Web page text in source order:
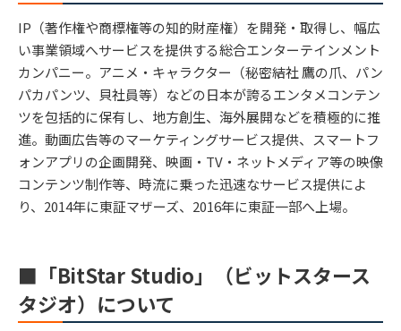
IP（著作権や商標権等の知的財産権）を開発・取得し、幅広
い事業領域へサービスを提供する総合エンターテインメント
カンパニー。アニメ・キャラクター（秘密結社 鷹の爪、パン
パカパンツ、貝社員等）などの日本が誇るエンタメコンテン
ツを包括的に保有し、地方創生、海外展開などを積極的に推
進。動画広告等のマーケティングサービス提供、スマートフ
ォンアプリの企画開発、映画・TV・ネットメディア等の映像
コンテンツ制作等、時流に乗った迅速なサービス提供によ
り、2014年に東証マザーズ、2016年に東証一部へ上場。
■「BitStar Studio」（ビットスタース
タジオ）について